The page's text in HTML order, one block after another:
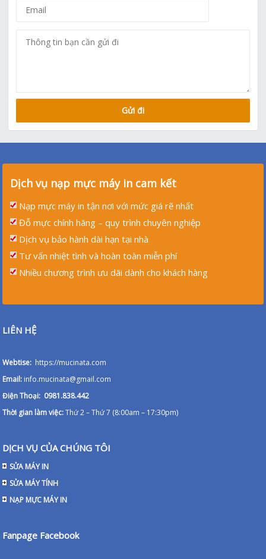
Dịch vụ nạp mực máy in cam kết
Nạp mực máy in tận nơi với mức giá rẽ nhất
Đỗ mực chính hãng – quy trình chuyên nghiệp
Dịch vụ bảo hành dài hạn tại nhà
Tư vấn nhiệt tình và hoàn toàn miễn phí
Nhiều chương trình ưu dãi dành cho khách hàng
LIÊN HỆ
Webtise: https://mucinata.com
Email: info.mucinata@gmail.com
Điện Thoại: 0981.838.442
Thời gian làm việc:Thứ 2 – Thứ 7 (8:00am – 17:30pm)
DỊCH VỤ CỦA CHÚNG TÔI
SỬA MÁY IN
SỬA MÁY TÍNH
NẠP MỰC MÁY IN
Fanpage Facebook